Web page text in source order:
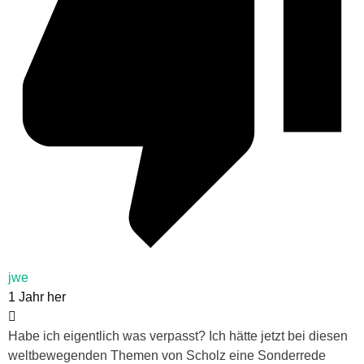
jwe
1 Jahr her
Habe ich eigentlich was verpasst? Ich hätte jetzt bei diesen
weltbewegenden Themen von Scholz eine Sonderrede